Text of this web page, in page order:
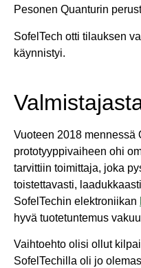
Pesonen Quanturin
SofelTech otti tilauksen
käynnistyi.
Vuoteen 2018 mennessä
prototyyppivaiheen ohi
tarvittiin toimittaja, joka
toistettavasti,
SofelTechin elektroniikan
hyvä tuotetuntemus
Vaihtoehto olisi ollut
SofelTechilla oli jo